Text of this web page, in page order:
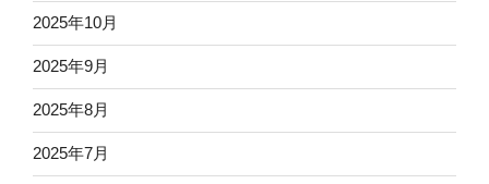
2025年10月
2025年9月
2025年8月
2025年7月